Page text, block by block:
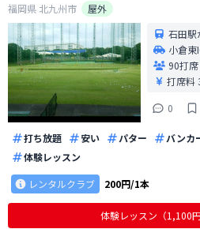
福岡県 北九州市
屋外
石田駅
小倉東
90打席
打席料
0
打ち放題 安い パター バンカ
体験レッスン
レンタルクラブ
200円/1本
体験レッスン（1,100